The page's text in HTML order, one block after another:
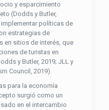
y esparcimiento
(Dodds y Butler,
implementar políticas de
estrategias de
en sitios de interés, que
de turistas en
y Butler, 2019; JLL y
Council, 2019).
para la economía
surgió como un
en el intercambio